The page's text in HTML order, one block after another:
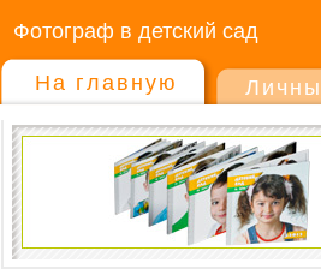
Фотограф в детский сад
На главную